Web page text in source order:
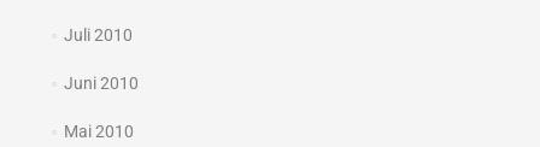
Juli 2010
Juni 2010
Mai 2010